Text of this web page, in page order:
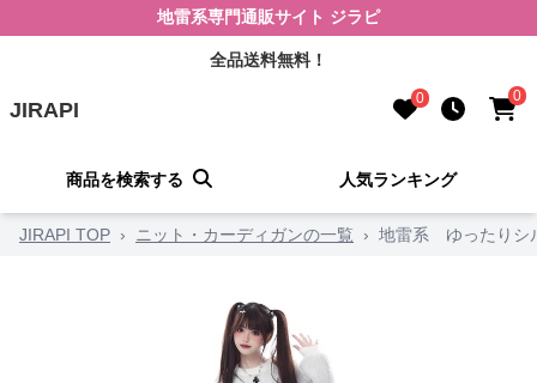
地雷系専門通販サイト ジラピ
全品送料無料！
JIRAPI 0 0
商品を検索する 人気ランキング
JIRAPI TOP › ニット・カーディガンの一覧 › 地雷系 ゆったりシ